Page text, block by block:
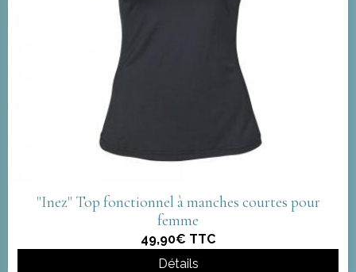
"Inez" Top fonctionnel à manches courtes pour
femme
49,90€ TTC
Détails